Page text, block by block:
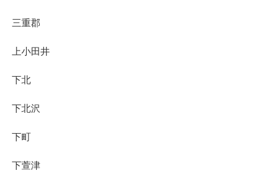
三重郡
上小田井
下北
下北沢
下町
下萱津